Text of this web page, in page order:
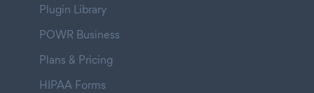
Plugin Library
POWR Business
Plans & Pricing
HIPAA Forms